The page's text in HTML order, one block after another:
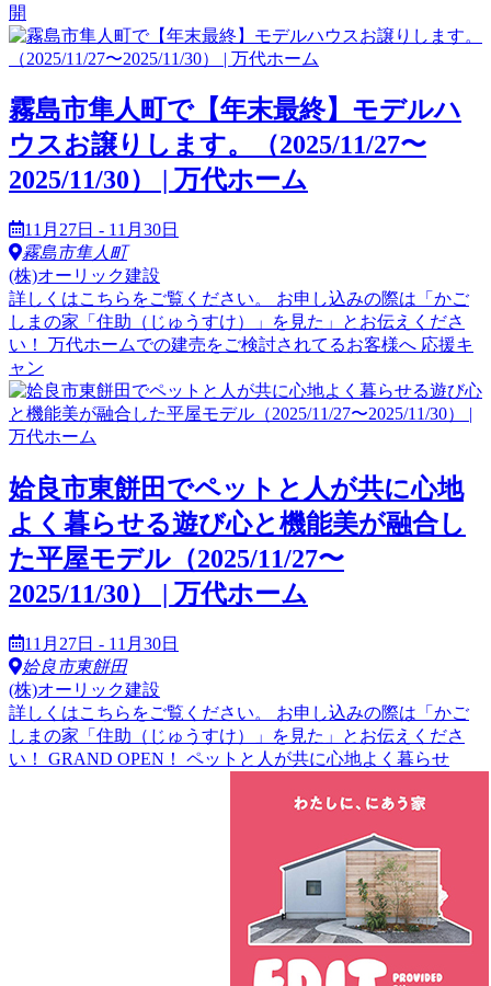
開
霧島市隼人町で【年末最終】モデルハ
ウスお譲りします。（2025/11/27〜
2025/11/30） | 万代ホーム
11月27日 - 11月30日
霧島市隼人町
(株)オーリック建設
詳しくはこちらをご覧ください。 お申し込みの際は「かご
しまの家「住助（じゅうすけ）」を見た」とお伝えくださ
い！ 万代ホームでの建売をご検討されてるお客様へ 応援キ
ャン
姶良市東餅田でペットと人が共に心地
よく暮らせる遊び心と機能美が融合し
た平屋モデル（2025/11/27〜
2025/11/30） | 万代ホーム
11月27日 - 11月30日
姶良市東餅田
(株)オーリック建設
詳しくはこちらをご覧ください。 お申し込みの際は「かご
しまの家「住助（じゅうすけ）」を見た」とお伝えくださ
い！ GRAND OPEN！ ペットと人が共に心地よく暮らせ